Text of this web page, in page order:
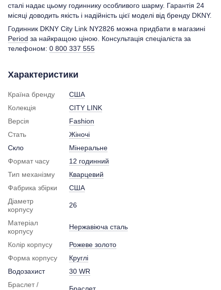
сталі надає цьому годиннику особливого шарму. Гарантія 24
місяці доводить якість і надійність цієї моделі від бренду DKNY.
Годинник DKNY City Link NY2826 можна придбати в магазині
Period за найкращою ціною. Консультація спеціаліста за
телефоном: 0 800 337 555
Характеристики
Країна бренду
США
Колекція
CITY LINK
Версія
Fashion
Стать
Жіночі
Скло
Мінеральне
Формат часу
12 годинний
Тип механізму
Кварцевий
Фабрика збірки
США
Діаметр
корпусу
26
Матеріал
корпусу
Нержавіюча сталь
Колір корпусу
Рожеве золото
Форма корпусу
Круглі
Водозахист
30 WR
Браслет /